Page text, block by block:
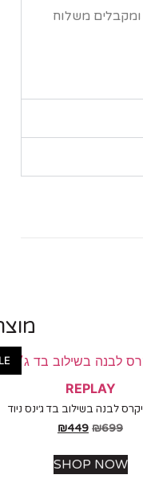
משלוח
REPLAY
לבנה בשילוב בד ג׳ינס ניוד
₪699
₪449
SHOP NOW